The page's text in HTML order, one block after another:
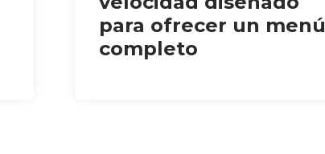
para ofrecer un menú
completo